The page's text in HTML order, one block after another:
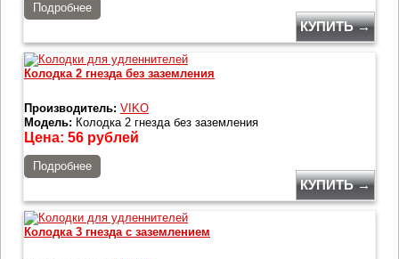
Подробнее
КУПИТЬ →
Колодка 2 гнезда без заземления
Производитель: VIKO
Модель: Колодка 2 гнезда без заземления
Цена: 56 рублей
Подробнее
КУПИТЬ →
Колодка 3 гнезда с заземлением